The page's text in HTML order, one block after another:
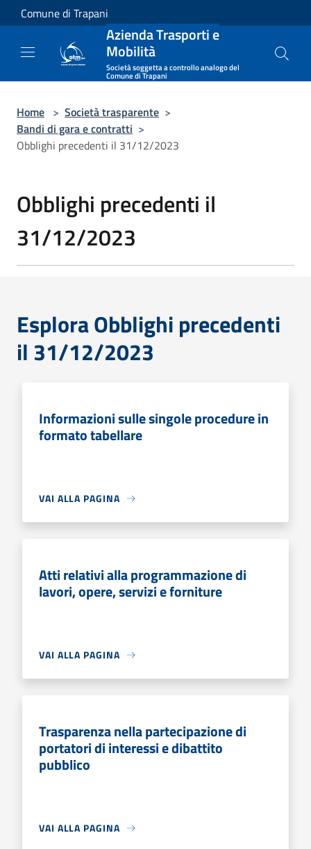
Salta al contenuto principale
Comune di Trapani
Azienda Trasporti e
Mobilità
Società soggetta a controllo analogo del
Comune di Trapani
Home > Società trasparente >
Bandi di gara e contratti >
Obblighi precedenti il 31/12/2023
Obblighi precedenti il
31/12/2023
Esplora Obblighi precedenti
il 31/12/2023
Informazioni sulle singole procedure in
formato tabellare
VAI ALLA PAGINA
Atti relativi alla programmazione di
lavori, opere, servizi e forniture
VAI ALLA PAGINA
Trasparenza nella partecipazione di
portatori di interessi e dibattito
pubblico
VAI ALLA PAGINA